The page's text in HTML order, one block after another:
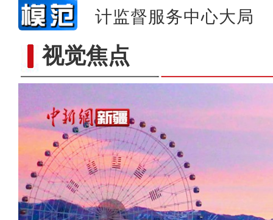
计监督服务中心大局
视觉焦点新疆新源县：冬日巩乃